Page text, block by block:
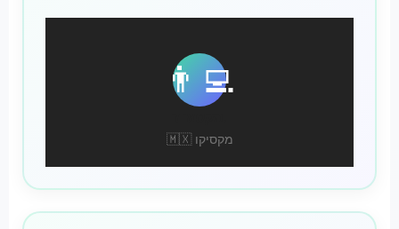
👨‍💻
🇲🇽 מקסיקו